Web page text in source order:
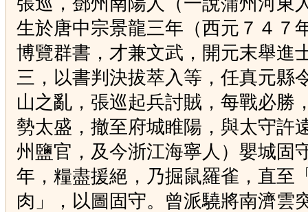
生於唐中宗景龍三年（西元７４７
博覽群書，才兼文武，開元末舉進
三，以書判決拔萃入等，任真元縣
山之亂，張巡起兵討賊，每戰必勝
勢太盛，撤至府城睢陽，與太守許
州鹽官，及今浙江海寧人）嬰城固
年，糧盡援絕，乃掘鼠羅雀，直至
肉」，以圖固守。曾派驍將南濟雲